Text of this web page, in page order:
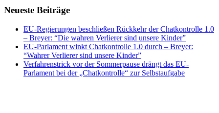
Neueste Beiträge
EU-Regierungen beschließen Rückkehr der Chatkontrolle 1.0
– Breyer: “Die wahren Verlierer sind unsere Kinder”
EU-Parlament winkt Chatkontrolle 1.0 durch – Breyer:
“Wahrer Verlierer sind unsere Kinder”
Verfahrenstrick vor der Sommerpause drängt das EU-
Parlament bei der „Chatkontrolle“ zur Selbstaufgabe